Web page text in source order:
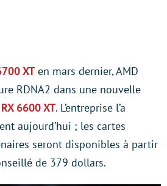
XT en mars dernier, AMD
RDNA2 dans une nouvelle
RX 6600 XT. L’entreprise l’a
aujourd’hui ; les cartes
seront disponibles à partir
de 379 dollars.